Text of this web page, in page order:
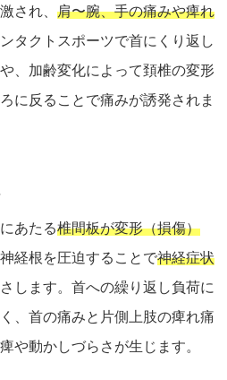
され、 肩〜腕、手の痛みや痺れ
タクトスポーツで首にくり返し
、加齢変化によって頚椎の変形
に反ることで痛みが誘発されま
あたる椎間板が変形（損傷）
経根を圧迫することで神経症状
します。首への繰り返し負荷に
、首の痛みと片側上肢の痺れ痛
や動かしづらさが生じます。